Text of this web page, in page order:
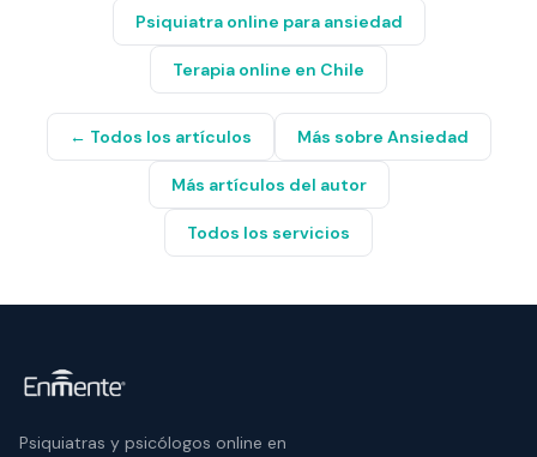
Psiquiatra online para ansiedad
Terapia online en Chile
← Todos los artículos Más sobre Ansiedad
Más artículos del autor
Todos los servicios
Psiquiatras y psicólogos online en